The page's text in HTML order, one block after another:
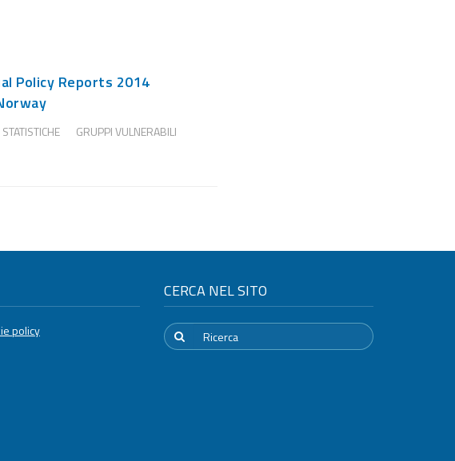
Policy Reports 2014
STATISTICHE
GRUPPI VULNERABILI
policy
CERCA NEL SITO